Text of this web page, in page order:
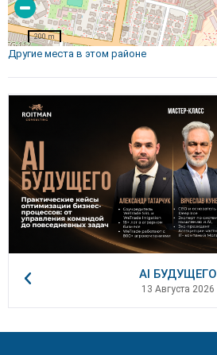
200 m
Другие места в этом районе
AI БУДУЩЕГО
13 Августа 2026